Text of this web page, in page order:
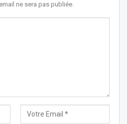
ne sera pas publiée.